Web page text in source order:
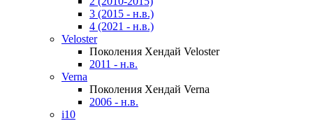
3 (2015 - н.в.)
4 (2021 - н.в.)
Veloster
Поколения Хендай Veloster
2011 - н.в.
Verna
Поколения Хендай Verna
2006 - н.в.
i10